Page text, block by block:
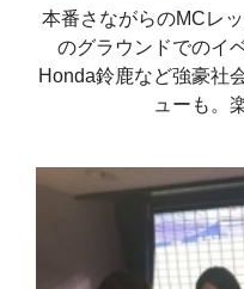
本番さながらのMCレ
のグラウンドでのイ
Honda鈴鹿など強豪社
ューも。